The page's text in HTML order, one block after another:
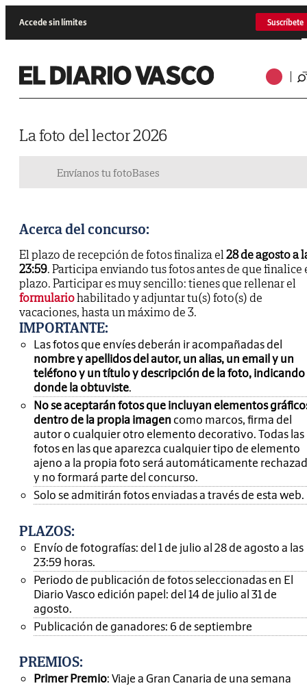
Accede sin límites Suscríbete
La foto del lector 2026
Envíanos tu fotoBases
Acerca del concurso:
El plazo de recepción de fotos finaliza el28 de agosto a
23:59. Participa enviando tus fotos antes de que finalice
plazo. Participar es muy sencillo: tienes que rellenar el
formulariohabilitado y adjuntar tu(s) foto(s) de
vacaciones, hasta un máximo de 3.
IMPORTANTE:
Las fotos que envíes deberán ir acompañadas del
nombre y apellidos del autor, un alias, un email y un
teléfono y un título y descripción de la foto, indicando
donde la obtuviste.
No se aceptarán fotos que incluyan elementos
dentro de la propia imagen como marcos, firma del
autor o cualquier otro elemento decorativo. Todas las
fotos en las que aparezca cualquier tipo de elemento
ajeno a la propia foto será automáticamente
y no formará parte del concurso.
Solo se admitirán fotos enviadas a través de esta web.
PLAZOS:
Envío de fotografías: del 1 de julio al 28 de agosto a las
23:59 horas.
Periodo de publicación de fotos seleccionadas en El
Diario Vasco edición papel: del 14 de julio al 31 de
agosto.
Publicación de ganadores: 6 de septiembre
PREMIOS:
Primer Premio: Viaje a Gran Canaria de una semana